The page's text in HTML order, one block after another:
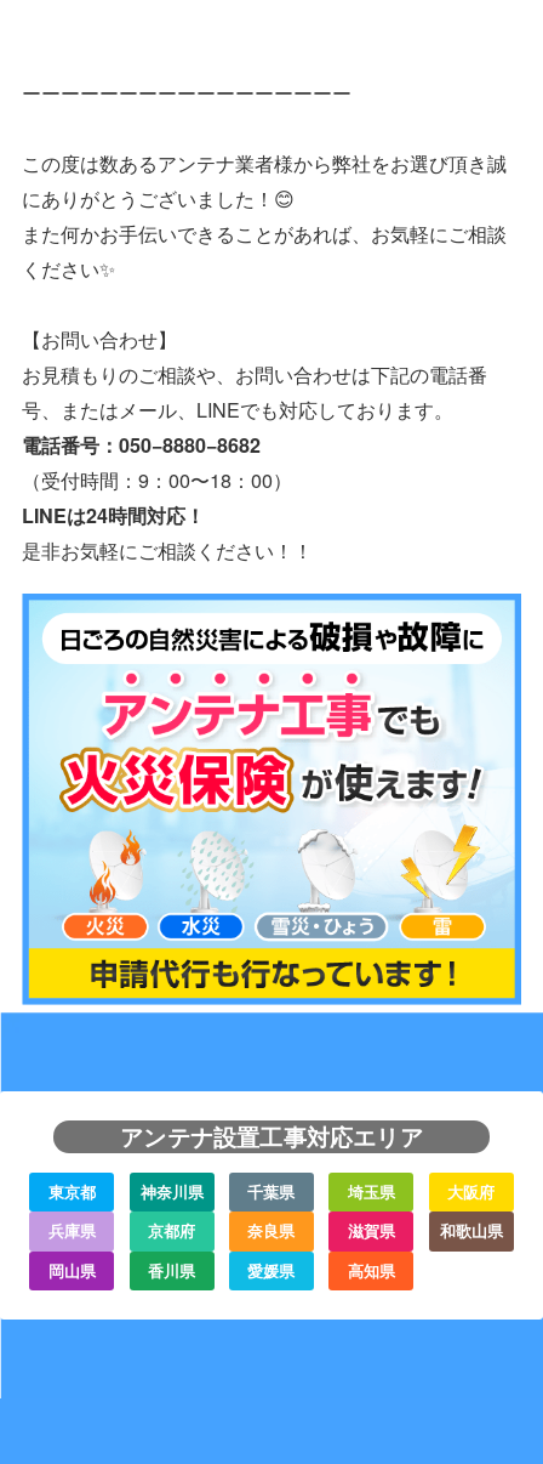
ーーーーーーーーーーーーーーーーー
この度は数あるアンテナ業者様から弊社をお選び頂き誠
にありがとうございました！😊
また何かお手伝いできることがあれば、お気軽にご相談
ください✨
【お問い合わせ】
お見積もりのご相談や、お問い合わせは下記の電話番
号、またはメール、LINEでも対応しております。
電話番号：050−8880−8682
（受付時間：9：00〜18：00）
LINEは24時間対応！
是非お気軽にご相談ください！！
アンテナ設置工事対応エリア
東京都 神奈川県 千葉県 埼玉県
大阪府
兵庫県
京都府 奈良県 滋賀県
和歌山県
岡山県
香川県 愛媛県 高知県